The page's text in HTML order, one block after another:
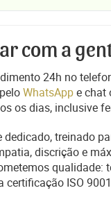
com a
24h no
WhatsAppe chat
os dias, inclusive
dedicado, treinado
discrição e
qualidade:
certificação ISO